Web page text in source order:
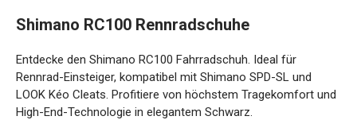
Shimano RC100 Rennradschuhe
Entdecke den Shimano RC100 Fahrradschuh. Ideal für
Rennrad-Einsteiger, kompatibel mit Shimano SPD-SL und
LOOK Kéo Cleats. Profitiere von höchstem Tragekomfort und
High-End-Technologie in elegantem Schwarz.